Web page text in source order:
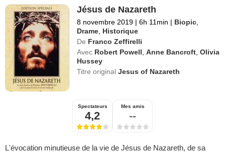
Jésus de Nazareth
8 novembre 2019 | 6h 11min | Biopic,
Drame, Historique
De Franco Zeffirelli
Avec Robert Powell,Anne Bancroft,Olivia
Hussey
Titre originalJesus of Nazareth
Spectateurs
4,2
Mes amis
--
L'évocation minutieuse de la vie de Jésus de Nazareth, de sa